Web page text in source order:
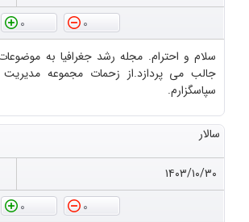
0
0
سلام و احترام. مجله رشد جغرافیا به
جالب می پردازد.از زحمات مجموعه مدیریت
سپاسگزارم.
سالار
۱۴۰۳/۱۰/۳۰
0
0